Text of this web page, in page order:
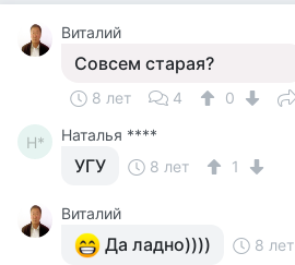
Виталий
Совсем старая?
8 лет 4 0
Н* Наталья ****
УГУ 8 лет 1
Виталий
Да ладно)))) 8 лет